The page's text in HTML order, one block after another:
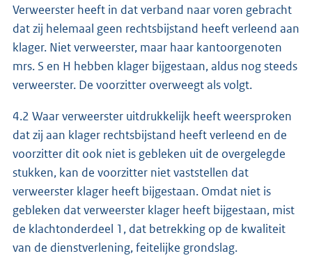
Verweerster heeft in dat verband naar voren gebracht
dat zij helemaal geen rechtsbijstand heeft verleend aan
klager. Niet verweerster, maar haar kantoorgenoten
mrs. S en H hebben klager bijgestaan, aldus nog steeds
verweerster. De voorzitter overweegt als volgt.
4.2 Waar verweerster uitdrukkelijk heeft weersproken
dat zij aan klager rechtsbijstand heeft verleend en de
voorzitter dit ook niet is gebleken uit de overgelegde
stukken, kan de voorzitter niet vaststellen dat
verweerster klager heeft bijgestaan. Omdat niet is
gebleken dat verweerster klager heeft bijgestaan, mist
de klachtonderdeel 1, dat betrekking op de kwaliteit
van de dienstverlening, feitelijke grondslag.